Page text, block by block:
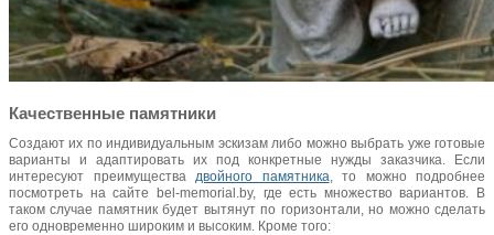
Качественные памятники
Создают их по индивидуальным эскизам либо можно выбрать уже готовые
варианты и адаптировать их под конкретные нужды заказчика. Если
интересуют преимущества двойного памятника, то можно подробнее
посмотреть на сайте bel-memorial.by, где есть множество вариантов. В
таком случае памятник будет вытянут по горизонтали, но можно сделать
его одновременно широким и высоким. Кроме того: